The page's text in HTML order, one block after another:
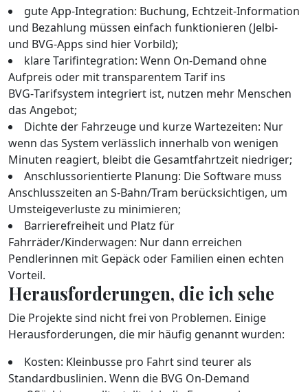
gute App‑Integration: Buchung, Echtzeit‑Information
und Bezahlung müssen einfach funktionieren (Jelbi‑
und BVG‑Apps sind hier Vorbild);
klare Tarifintegration: Wenn On‑Demand ohne
Aufpreis oder mit transparentem Tarif ins
BVG‑Tarifsystem integriert ist, nutzen mehr Menschen
das Angebot;
Dichte der Fahrzeuge und kurze Wartezeiten: Nur
wenn das System verlässlich innerhalb von wenigen
Minuten reagiert, bleibt die Gesamtfahrtzeit niedriger;
Anschlussorientierte Planung: Die Software muss
Anschlusszeiten an S‑Bahn/Tram berücksichtigen, um
Umsteigeverluste zu minimieren;
Barrierefreiheit und Platz für
Fahrräder/Kinderwagen: Nur dann erreichen
Pendlerinnen mit Gepäck oder Familien einen echten
Vorteil.
Herausforderungen, die ich sehe
Die Projekte sind nicht frei von Problemen. Einige
Herausforderungen, die mir häufig genannt wurden:
Kosten: Kleinbusse pro Fahrt sind teurer als
Standardbuslinien. Wenn die BVG On‑Demand